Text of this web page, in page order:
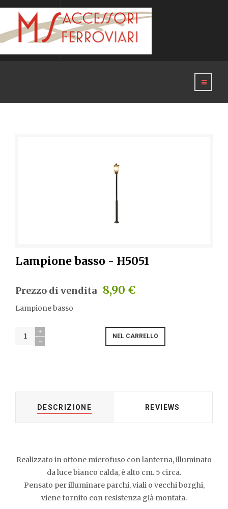
Lampione basso - H5051
Prezzo di vendita 8,90 €
Lampione basso
DESCRIZIONE REVIEWS
Realizzato in ottone microfuso con lanterna, illuminato
da luce bianco calda, è alto cm. 5 circa.
Pensato per illuminare parchi, viali o vecchi borghi,
viene fornito con resistenza già montata.